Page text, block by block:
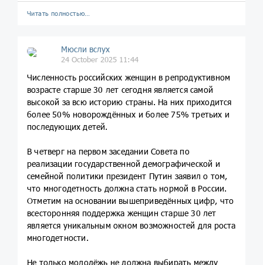
Читать полностью…
Мюсли вслух
24 October 2025 11:44
Численность российских женщин в репродуктивном
возрасте старше 30 лет сегодня является самой
высокой за всю историю страны. На них приходится
более 50% новорождённых и более 75% третьих и
последующих детей.
В четверг на первом заседании Совета по
реализации государственной демографической и
семейной политики президент Путин заявил о том,
что многодетность должна стать нормой в России.
Отметим на основании вышеприведённых цифр, что
всесторонняя поддержка женщин старше 30 лет
является уникальным окном возможностей для роста
многодетности.
Не только молодёжь не должна выбирать между